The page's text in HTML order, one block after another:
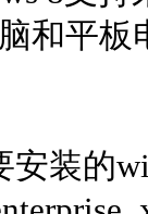
和平
装的